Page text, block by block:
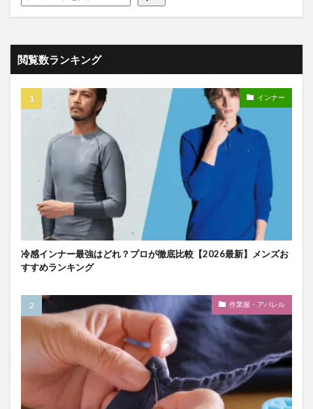
閲覧数ランキング
インナー
冷感インナー最強はどれ？プロが徹底比較【2026最新】メンズお
すすめランキング
作業服・アパレル